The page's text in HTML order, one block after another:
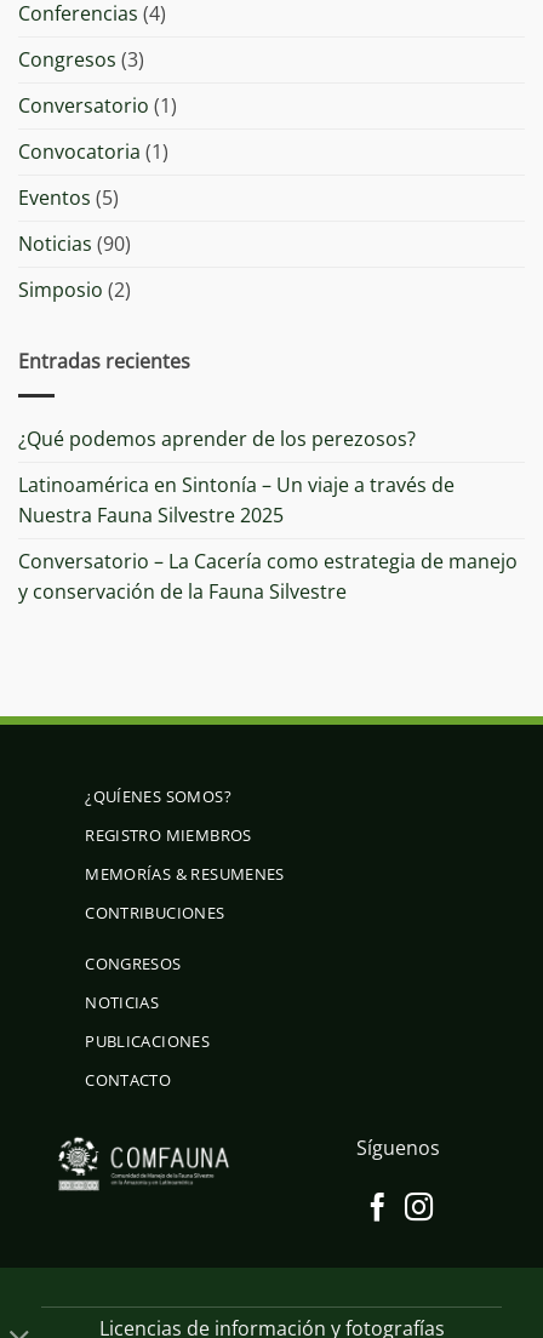
Conferencias (4)
Congresos (3)
Conversatorio (1)
Convocatoria (1)
Eventos (5)
Noticias (90)
Simposio (2)
Entradas recientes
¿Qué podemos aprender de los perezosos?
Latinoamérica en Sintonía – Un viaje a través de
Nuestra Fauna Silvestre 2025
Conversatorio – La Cacería como estrategia de manejo
y conservación de la Fauna Silvestre
¿QUÍENES SOMOS?
REGISTRO MIEMBROS
MEMORÍAS & RESUMENES
CONTRIBUCIONES
CONGRESOS
NOTICIAS
PUBLICACIONES
CONTACTO
Síguenos
Licencias de información y fotografías